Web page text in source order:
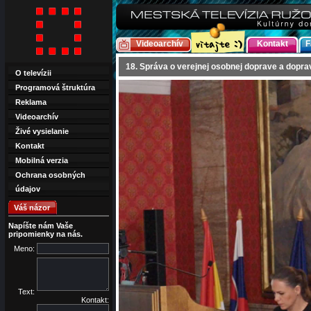
Videoarchív Kontakt
18. Správa o verejnej osobnej doprave a
O televízii
Programová štruktúra
Reklama
Videoarchív
Živé vysielanie
Kontakt
Mobilná verzia
Ochrana osobných
údajov
Váš názor
Napíšte nám Vaše
pripomienky na nás.
Meno:
Text:
Kontakt: